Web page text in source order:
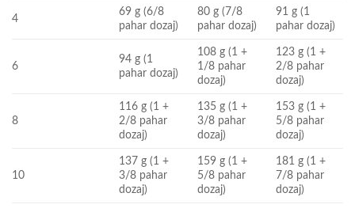
4
69 g (6/8
pahar dozaj)
80 g (7/8
pahar dozaj)
91 g (1
pahar dozaj)
6
94 g (1
pahar dozaj)
108 g (1 +
1/8 pahar
dozaj)
123 g (1 +
2/8 pahar
dozaj)
8
116 g (1 +
2/8 pahar
dozaj)
135 g (1 +
3/8 pahar
dozaj)
153 g (1 +
5/8 pahar
dozaj)
10
137 g (1 +
3/8 pahar
dozaj)
159 g (1 +
5/8 pahar
dozaj)
181 g (1 +
7/8 pahar
dozaj)